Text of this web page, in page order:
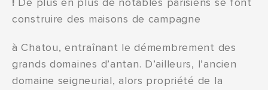
construire des maisons de campagne
à Chatou, entraînant le démembrement des
grands domaines d’antan. D’ailleurs, l’ancien
domaine seigneurial, alors propriété de la